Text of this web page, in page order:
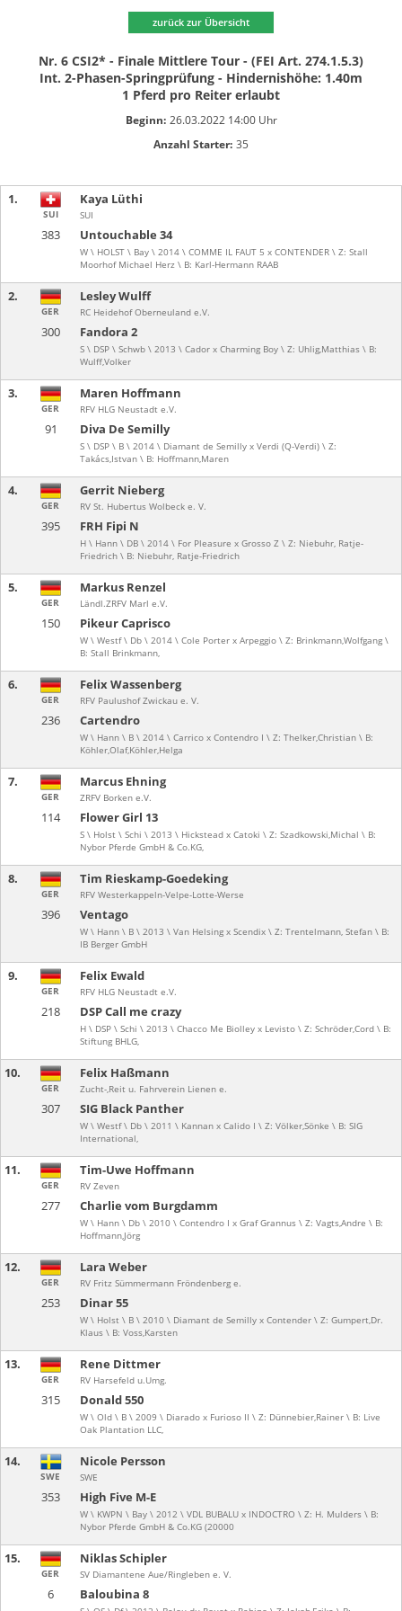
zurück zur Übersicht
Nr. 6 CSI2* - Finale Mittlere Tour - (FEI Art. 274.1.5.3)
Int. 2-Phasen-Springprüfung - Hindernishöhe: 1.40m
1 Pferd pro Reiter erlaubt
Beginn: 26.03.2022 14:00 Uhr
Anzahl Starter: 35
1.
383 Untouchable 34
W \ HOLST \ Bay \ 2014 \ COMME IL FAUT 5 x CONTENDER \ Z: Stall
Moorhof Michael Herz \ B: Karl-Hermann RAAB
SUI
Kaya Lüthi
SUI
2.
300 Fandora 2
S \ DSP \ Schwb \ 2013 \ Cador x Charming Boy \ Z: Uhlig,Matthias \ B:
Wulff,Volker
GER
Lesley Wulff
RC Heidehof Oberneuland e.V.
3.
91 Diva De Semilly
S \ DSP \ B \ 2014 \ Diamant de Semilly x Verdi (Q-Verdi) \ Z:
Takács,Istvan \ B: Hoffmann,Maren
GER
Maren Hoffmann
RFV HLG Neustadt e.V.
4.
395 FRH Fipi N
H \ Hann \ DB \ 2014 \ For Pleasure x Grosso Z \ Z: Niebuhr, Ratje-
Friedrich \ B: Niebuhr, Ratje-Friedrich
GER
Gerrit Nieberg
RV St. Hubertus Wolbeck e. V.
5.
150 Pikeur Caprisco
W \ Westf \ Db \ 2014 \ Cole Porter x Arpeggio \ Z: Brinkmann,Wolfgang \
B: Stall Brinkmann,
GER
Markus Renzel
Ländl.ZRFV Marl e.V.
6.
236 Cartendro
W \ Hann \ B \ 2014 \ Carrico x Contendro I \ Z: Thelker,Christian \ B:
Köhler,Olaf,Köhler,Helga
GER
Felix Wassenberg
RFV Paulushof Zwickau e. V.
7.
114 Flower Girl 13
S \ Holst \ Schi \ 2013 \ Hickstead x Catoki \ Z: Szadkowski,Michal \ B:
Nybor Pferde GmbH & Co.KG,
GER
Marcus Ehning
ZRFV Borken e.V.
8.
396 Ventago
W \ Hann \ B \ 2013 \ Van Helsing x Scendix \ Z: Trentelmann, Stefan \ B:
IB Berger GmbH
GER
Tim Rieskamp-Goedeking
RFV Westerkappeln-Velpe-Lotte-Werse
9.
218 DSP Call me crazy
H \ DSP \ Schi \ 2013 \ Chacco Me Biolley x Levisto \ Z: Schröder,Cord \ B:
Stiftung BHLG,
GER
Felix Ewald
RFV HLG Neustadt e.V.
10.
307 SIG Black Panther
W \ Westf \ Db \ 2011 \ Kannan x Calido I \ Z: Völker,Sönke \ B: SIG
International,
GER
Felix Haßmann
Zucht-,Reit u. Fahrverein Lienen e.
11.
277 Charlie vom Burgdamm
W \ Hann \ Db \ 2010 \ Contendro I x Graf Grannus \ Z: Vagts,Andre \ B:
Hoffmann,Jörg
GER
Tim-Uwe Hoffmann
RV Zeven
12.
253 Dinar 55
W \ Holst \ B \ 2010 \ Diamant de Semilly x Contender \ Z: Gumpert,Dr.
Klaus \ B: Voss,Karsten
GER
Lara Weber
RV Fritz Sümmermann Fröndenberg e.
13.
315 Donald 550
W \ Old \ B \ 2009 \ Diarado x Furioso II \ Z: Dünnebier,Rainer \ B: Live
Oak Plantation LLC,
GER
Rene Dittmer
RV Harsefeld u.Umg.
14.
353 High Five M-E
W \ KWPN \ Bay \ 2012 \ VDL BUBALU x INDOCTRO \ Z: H. Mulders \ B:
Nybor Pferde GmbH & Co.KG (20000
SWE
Nicole Persson
SWE
15.
6 Baloubina 8
GER
Niklas Schipler
SV Diamantene Aue/Ringleben e. V.